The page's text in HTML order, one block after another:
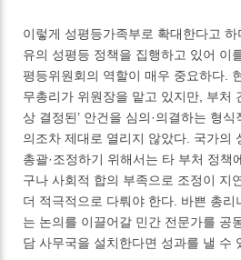
이렇게 성평등가족부로 확대한다고
유의 성평등 정책을 집행하고 있어 이
평등위원회의 역할이 매우 중요하다.
무총리가 위원장을 맡고 있지만, 부처
상 결정된’ 안건을 심의·의결하는 형
의조차 제대로 열리지 않았다. 국가의
총괄·조정하기 위해서는 타 부처 정책
구나 사회적 합의 부족으로 조정이 지
더 적극적으로 다뤄야 한다. 바쁜 총리
는 논의를 이끌어갈 민간 전문가를 공
담 사무국을 설치한다면 성과를 낼 수